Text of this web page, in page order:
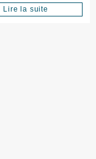
Lire la suite